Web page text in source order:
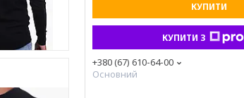
КУПИТИ
КУПИТИ З
+380 (67) 610-64-00
Основний